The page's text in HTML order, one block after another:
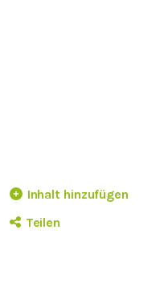
Inhalt hinzufügen
Teilen